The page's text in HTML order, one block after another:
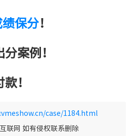
保分！
案例！
！
case/1184.html
联网 如有侵权联系删除